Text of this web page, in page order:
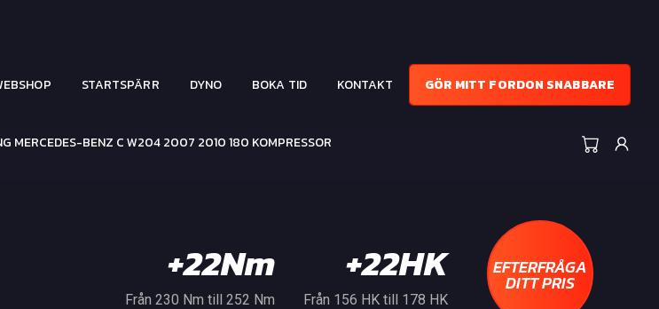
STARTSPÄRR DYNO BOKA TID KONTAKT GÖR MITT FORDON SNABBARE
MERCEDES-BENZ C W204 2007 2010 180 KOMPRESSOR
+22Nm
Från 230 Nm till 252 Nm
+22HK
Från 156 HK till 178 HK
EFTERFRÅGA
DITT PRIS